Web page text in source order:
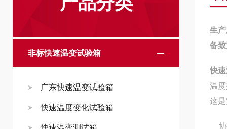
非标快速温变试验箱
广东快速温变试验箱
快速温度变化试验箱
生
备
快
温
这